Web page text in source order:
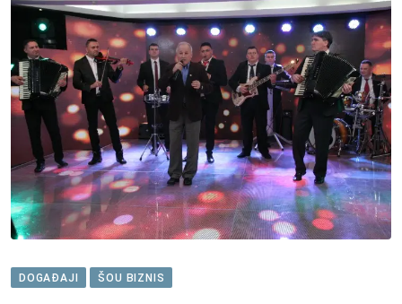
DOGAĐAJI ŠOU BIZNIS